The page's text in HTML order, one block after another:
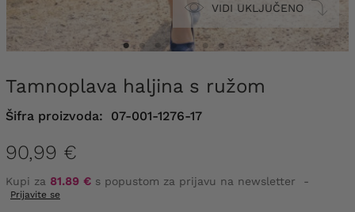
VIDI UKLJUČENO
Tamnoplava haljina s ružom
Šifra proizvoda: 07-001-1276-17
90,99 €
Kupi za 81.89 € s popustom za prijavu na newsletter -
Prijavite se